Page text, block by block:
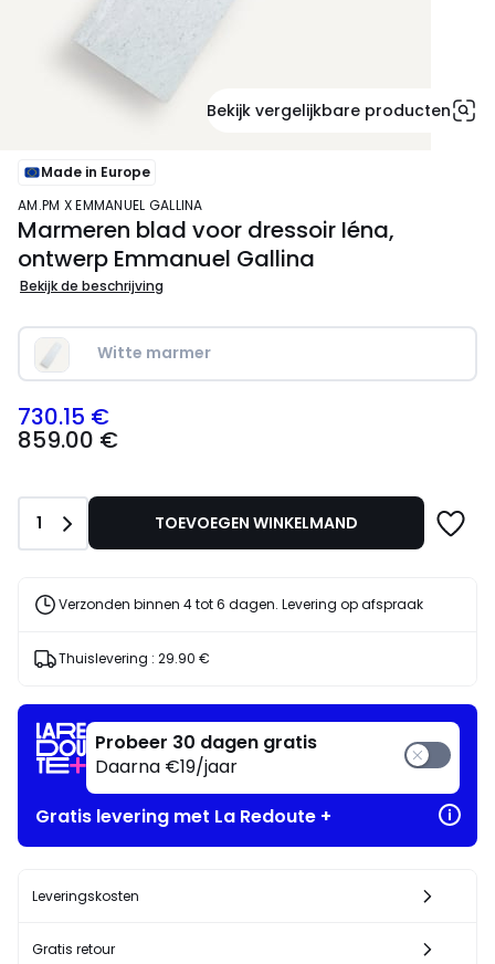
Bekijk vergelijkbare producten
Made in Europe
AM.PM X EMMANUEL GALLINA
Marmeren blad voor dressoir Iéna,
ontwerp Emmanuel Gallina
Bekijk de beschrijving
Witte marmer
859.00
€
voor
ons
om
daarvan
betalen
730.15
730.15 €
859.00 €
Aantal
1 TOEVOEGEN WINKELMAND
Verzonden binnen 4 tot 6 dagen. Levering op afspraak
Thuislevering : 29.90 €
Probeer 30 dagen gratis
Daarna €19/jaar
Gratis levering met La Redoute +
Leveringskosten
Gratis retour